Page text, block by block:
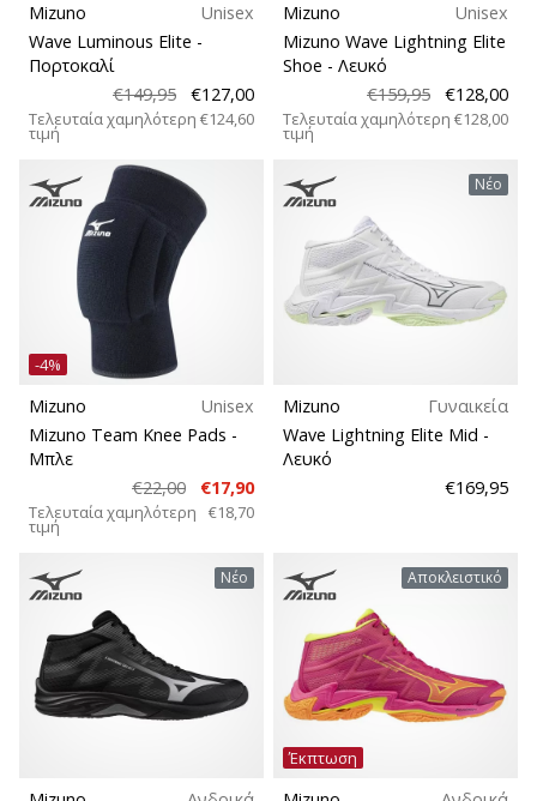
Mizuno
Unisex
Wave Luminous Elite -
Πορτοκαλί
€149,95
€127,00
Τελευταία χαμηλότερη
τιμή
€124,60
Mizuno
Unisex
Mizuno Wave Lightning Elite
Shoe - Λευκό
€159,95
€128,00
Τελευταία χαμηλότερη
τιμή
€128,00
-4%
Mizuno
Unisex
Mizuno Team Knee Pads -
Μπλε
€22,00
€17,90
Τελευταία χαμηλότερη
τιμή
€18,70
Νέο
Mizuno
Γυναικεία
Wave Lightning Elite Mid -
Λευκό
€169,95
Νέο Αποκλειστικό
Έκπτωση